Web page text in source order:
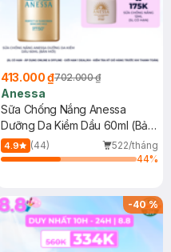
413.000 ₫702.000 ₫
Anessa
Sữa Chống Nắng Anessa
Dưỡng Da Kiềm Dầu 60ml (Bản
Mới)
4.9 (44)
522/tháng
44%
-40%